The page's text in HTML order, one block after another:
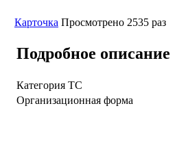
Карточка Просмотрено 2535 раз
Подробное описание
Категория ТС
Организационная форма